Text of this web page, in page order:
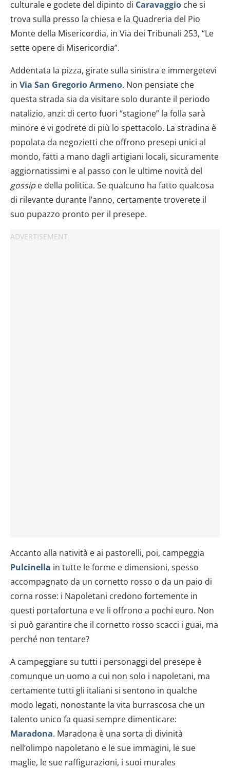
culturale e godete del dipinto di Caravaggio che si
trova sulla presso la chiesa e la Quadreria del Pio
Monte della Misericordia, in Via dei Tribunali 253, “Le
sette opere di Misericordia”.
Addentata la pizza, girate sulla sinistra e immergetevi
in Via San Gregorio Armeno. Non pensiate che
questa strada sia da visitare solo durante il periodo
natalizio, anzi: di certo fuori “stagione” la folla sarà
minore e vi godrete di più lo spettacolo. La stradina è
popolata da negozietti che offrono presepi unici al
mondo, fatti a mano dagli artigiani locali, sicuramente
aggiornatissimi e al passo con le ultime novità del
gossipe della politica. Se qualcuno ha fatto qualcosa
di rilevante durante l’anno, certamente troverete il
suo pupazzo pronto per il presepe.
Accanto alla natività e ai pastorelli, poi, campeggia
Pulcinella in tutte le forme e dimensioni, spesso
accompagnato da un cornetto rosso o da un paio di
corna rosse: i Napoletani credono fortemente in
questi portafortuna e ve li offrono a pochi euro. Non
si può garantire che il cornetto rosso scacci i guai, ma
perché non tentare?
A campeggiare su tutti i personaggi del presepe è
comunque un uomo a cui non solo i napoletani, ma
certamente tutti gli italiani si sentono in qualche
modo legati, nonostante la vita burrascosa che un
talento unico fa quasi sempre dimenticare:
Maradona. Maradona è una sorta di divinità
nell’olimpo napoletano e le sue immagini, le sue
maglie, le sue raffigurazioni, i suoi murales